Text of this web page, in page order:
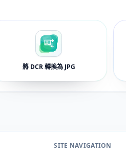
將 DCR 轉換為 JPG
SITE NAVIGATION